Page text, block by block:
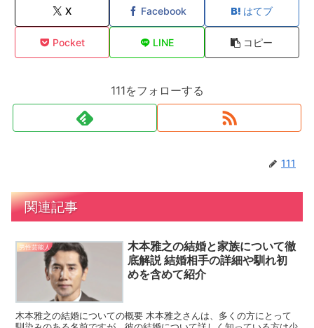
X Facebook はてブ
Pocket LINE コピー
111をフォローする
111
関連記事
男性芸能人
木本雅之の結婚と家族について徹
底解説 結婚相手の詳細や馴れ初
めを含めて紹介
木本雅之の結婚についての概要 木本雅之さんは、多くの方にとって